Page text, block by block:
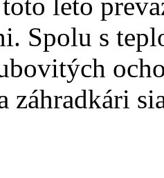
Spolu s
záhradkári